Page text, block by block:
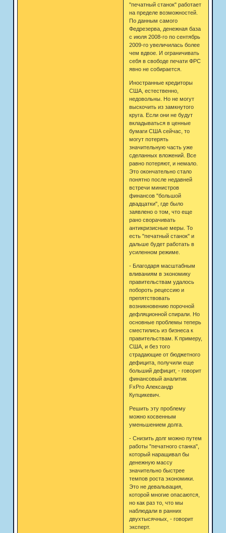
"печатный станок" работает
на пределе возможностей.
По данным самого
Федрезерва, денежная база
с июля 2008-го по сентябрь
2009-го увеличилась более
чем вдвое. И ограничивать
себя в свободе печати ФРС
явно не собирается.
Иностранные кредиторы
США, естественно,
недовольны. Но не могут
выскочить из замкнутого
круга. Если они не будут
вкладываться в ценные
бумаги США сейчас, то
могут потерять
значительную часть уже
сделанных вложений. Все
равно потеряют, и немало.
Это окончательно стало
понятно после недавней
встречи министров
финансов "большой
двадцатки", где было
заявлено о том, что еще
рано сворачивать
антикризисные меры. То
есть "печатный станок" и
дальше будет работать в
усиленном режиме.
- Благодаря масштабным
вливаниям в экономику
правительствам удалось
побороть рецессию и
препятствовать
возникновению порочной
дефляционной спирали. Но
основные проблемы теперь
сместились из бизнеса к
правительствам. К примеру,
США, и без того
страдающие от бюджетного
дефицита, получили еще
больший дефицит, - говорит
финансовый аналитик
FxPro Александр
Купцикевич.
Решить эту проблему
можно косвенным
уменьшением долга.
- Снизить долг можно путем
работы "печатного станка",
который наращивал бы
денежную массу
значительно быстрее
темпов роста экономики.
Это не девальвация,
которой многие опасаются,
но как раз то, что мы
наблюдали в ранних
двухтысячных, - говорит
эксперт.